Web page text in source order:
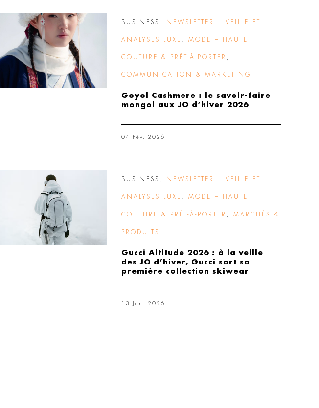
BUSINESS NEWSLETTER – VEILLE ET
ANALYSES LUXE MODE – HAUTE
COUTURE & PRÊT-À-PORTER
COMMUNICATION & MARKETING
Goyol Cashmere : le savoir-faire
mongol aux JO d’hiver 2026
04 Fév. 2026
BUSINESS NEWSLETTER – VEILLE ET
ANALYSES LUXE MODE – HAUTE
COUTURE & PRÊT-À-PORTER MARCHÉS &
PRODUITS
Gucci Altitude 2026 : à la veille
des JO d’hiver, Gucci sort sa
première collection skiwear
13 Jan. 2026